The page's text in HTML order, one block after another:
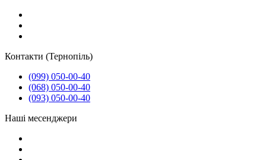
Контакти (Тернопіль)
(099) 050-00-40
(068) 050-00-40
(093) 050-00-40
Наші месенджери